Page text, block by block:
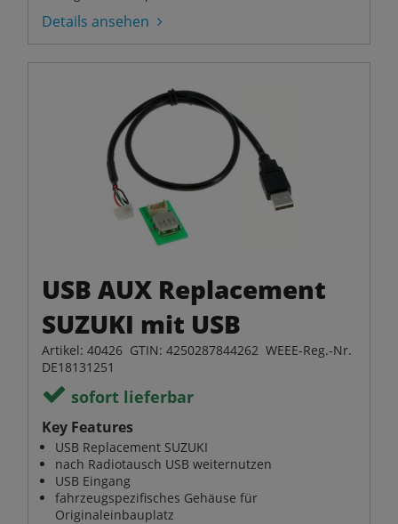
Details ansehen
USB AUX Replacement
SUZUKI mit USB
Artikel: 40426 GTIN: 4250287844262 WEEE-Reg.-Nr.
DE18131251
sofort lieferbar
Key Features
USB Replacement SUZUKI
nach Radiotausch USB weiternutzen
USB Eingang
fahrzeugspezifisches Gehäuse für
Originaleinbauplatz